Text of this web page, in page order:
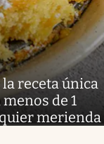
receta única
de 1
merienda